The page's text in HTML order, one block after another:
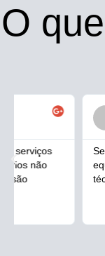
O
Eduardo
Sempre compro
equipamentos
técnicos